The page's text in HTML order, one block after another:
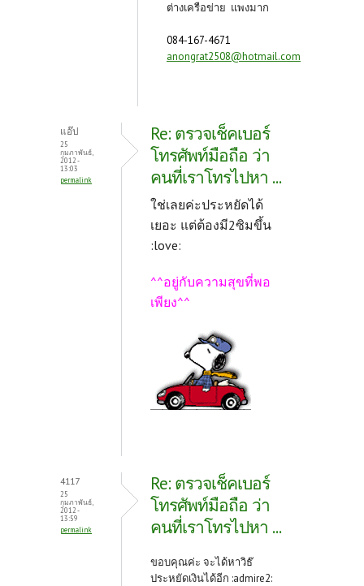
ต่างเครือข่าย แพงมาก
084-167-4671
anongrat2508@hotmail.com
แอ๊ป
25
กุมภาพันธ์,
2012 -
13:03
permalink
Re: ตรวจเช็คเบอร์
โทรศัพท์มือถือ ว่า
คนที่เราโทรไปหา ...
ใช่เลยค่ะประหยัดได้
เยอะ แต่ต้องมี2ซิมขึ้น
:love:
^^อยู่กับความสุขที่พอ
เพียง^^
4117
25
กุมภาพันธ์,
2012 -
13:59
permalink
Re: ตรวจเช็คเบอร์
โทรศัพท์มือถือ ว่า
คนที่เราโทรไปหา ...
ขอบคุณค่ะ จะได้หาวิธ๊
ประหยัดเงินได้อีก :admire2: